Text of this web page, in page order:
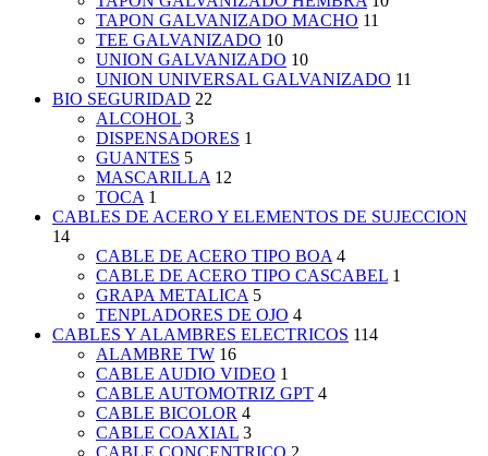
TAPON GALVANIZADO MACHO 11
TEE GALVANIZADO 10
UNION GALVANIZADO 10
UNION UNIVERSAL GALVANIZADO 11
BIO SEGURIDAD 22
ALCOHOL 3
DISPENSADORES 1
GUANTES 5
MASCARILLA 12
TOCA 1
CABLES DE ACERO Y ELEMENTOS DE SUJECCION
14
CABLE DE ACERO TIPO BOA 4
CABLE DE ACERO TIPO CASCABEL 1
GRAPA METALICA 5
TENPLADORES DE OJO 4
CABLES Y ALAMBRES ELECTRICOS 114
ALAMBRE TW 16
CABLE AUDIO VIDEO 1
CABLE AUTOMOTRIZ GPT 4
CABLE BICOLOR 4
CABLE COAXIAL 3